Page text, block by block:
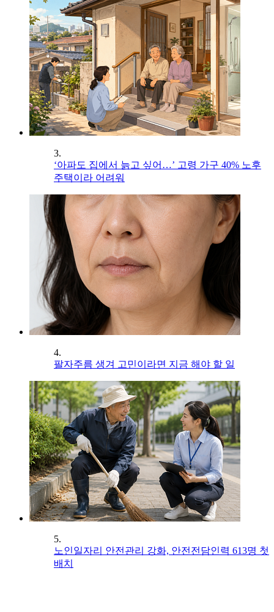
3.
‘아파도 집에서 늙고 싶어…’ 고령 가구 40% 노후
주택이라 어려워
4.
팔자주름 생겨 고민이라면 지금 해야 할 일
5.
노인일자리 안전관리 강화, 안전전담인력 613명 첫
배치